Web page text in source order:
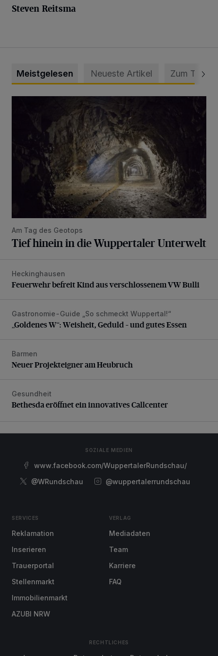
Steven Reitsma
Meistgelesen Neueste Artikel Zum Thema
Am Tag des Geotops
Tief hinein in die Wuppertaler Unterwelt
Feuerwehr befreit Kind aus verschlossenem VW Bulli
Heckinghausen
Feuerwehr befreit Kind aus verschlossenem VW Bulli
„Goldenes W“: Weisheit, Geduld – und gutes Essen
Gastronomie-Guide „So schmeckt Wuppertal!“
„Goldenes W“: Weisheit, Geduld – und gutes Essen
Neuer Projekteigner am Heubruch
Barmen
Neuer Projekteigner am Heubruch
Bethesda eröffnet ein innovatives Callcenter
Gesundheit
Bethesda eröffnet ein innovatives Callcenter
SOZIALE MEDIEN
www.facebook.com/WuppertalerRundschau/
@WRundschau
@wuppertalerrundschau
SERVICES
Reklamation
Inserieren
Trauerportal
Stellenmarkt
Immobilienmarkt
AZUBI NRW
VERLAG
Mediadaten
Team
Karriere
FAQ
RECHTLICHES